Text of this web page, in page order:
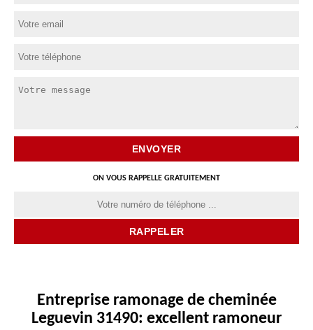
ON VOUS RAPPELLE GRATUITEMENT
Entreprise ramonage de cheminée
Leguevin 31490: excellent ramoneur